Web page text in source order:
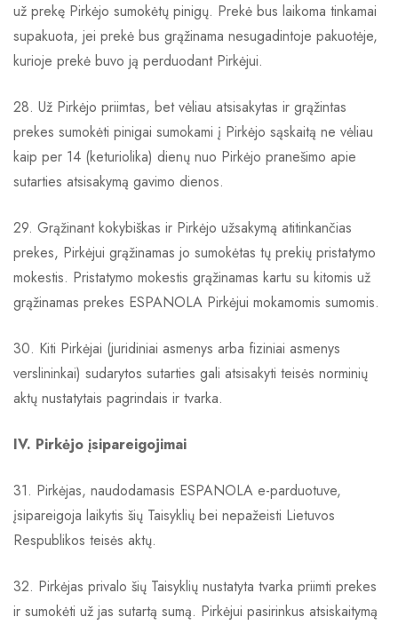
už prekę Pirkėjo sumokėtų pinigų. Prekė bus laikoma tinkamai
supakuota, jei prekė bus grąžinama nesugadintoje pakuotėje,
kurioje prekė buvo ją perduodant Pirkėjui.
28. Už Pirkėjo priimtas, bet vėliau atsisakytas ir grąžintas
prekes sumokėti pinigai sumokami į Pirkėjo sąskaitą ne vėliau
kaip per 14 (keturiolika) dienų nuo Pirkėjo pranešimo apie
sutarties atsisakymą gavimo dienos.
29. Grąžinant kokybiškas ir Pirkėjo užsakymą atitinkančias
prekes, Pirkėjui grąžinamas jo sumokėtas tų prekių pristatymo
mokestis. Pristatymo mokestis grąžinamas kartu su kitomis už
grąžinamas prekes ESPANOLA Pirkėjui mokamomis sumomis.
30. Kiti Pirkėjai (juridiniai asmenys arba fiziniai asmenys
verslininkai) sudarytos sutarties gali atsisakyti teisės norminių
aktų nustatytais pagrindais ir tvarka.
IV. Pirkėjo įsipareigojimai
31. Pirkėjas, naudodamasis ESPANOLA e-parduotuve,
įsipareigoja laikytis šių Taisyklių bei nepažeisti Lietuvos
Respublikos teisės aktų.
32. Pirkėjas privalo šių Taisyklių nustatyta tvarka priimti prekes
ir sumokėti už jas sutartą sumą. Pirkėjui pasirinkus atsiskaitymą